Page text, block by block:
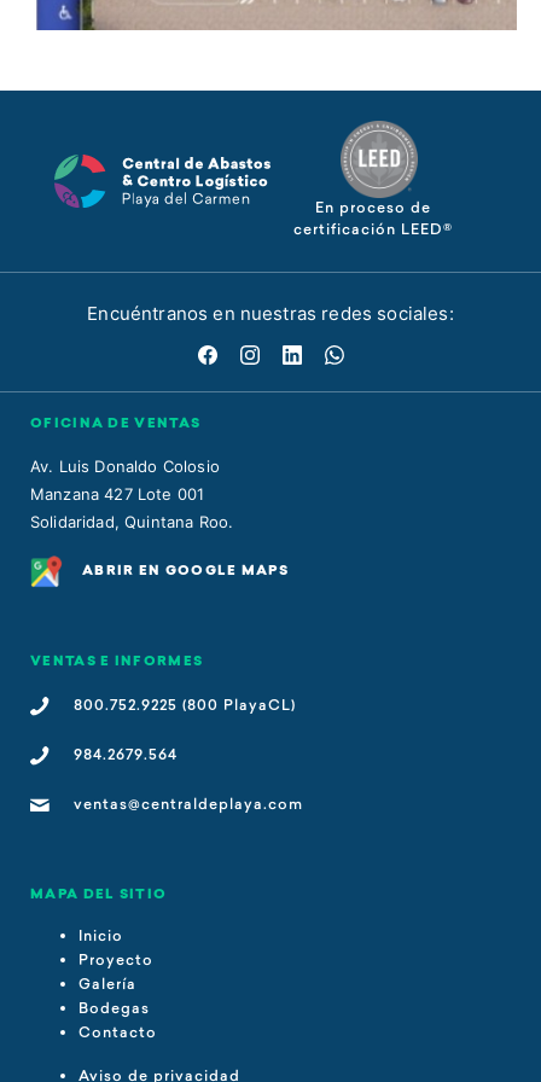
En proceso de
certificación LEED®
Encuéntranos en nuestras redes sociales:
OFICINA DE VENTAS
Av. Luis Donaldo Colosio
Manzana 427 Lote 001
Solidaridad, Quintana Roo.
ABRIR EN GOOGLE MAPS
VENTAS E INFORMES
800.752.9225 (800 PlayaCL)
984.2679.564
ventas@centraldeplaya.com
MAPA DEL SITIO
Inicio
Proyecto
Galería
Bodegas
Contacto
Aviso de privacidad